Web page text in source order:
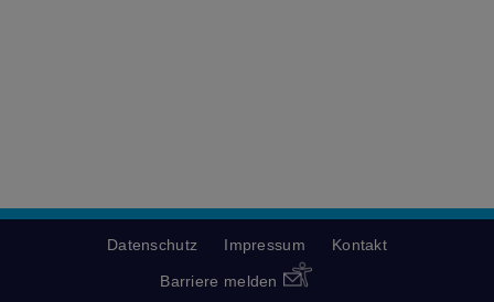
Datenschutz Impressum Kontakt
Barriere melden